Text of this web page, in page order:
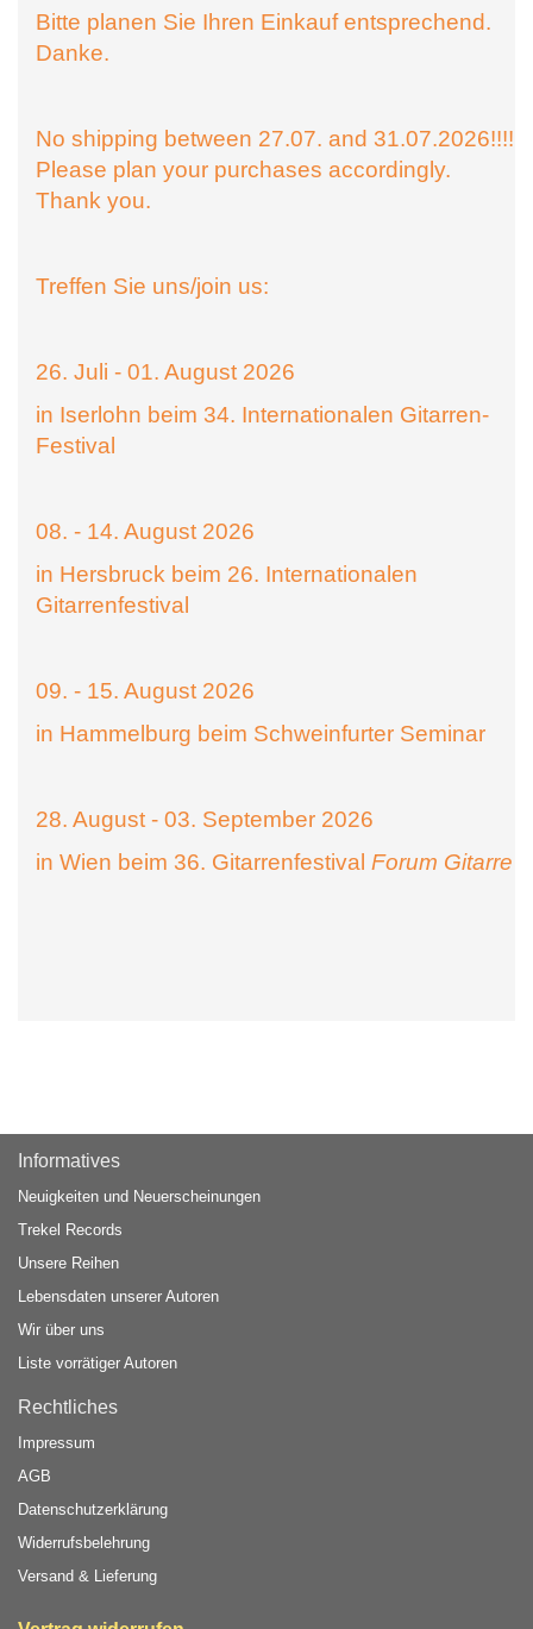
Bitte planen Sie Ihren Einkauf entsprechend.
Danke.
No shipping between 27.07. and 31.07.2026!!!!
Please plan your purchases accordingly.
Thank you.
Treffen Sie uns/join us:
26. Juli - 01. August 2026
in Iserlohn beim 34. Internationalen Gitarren-
Festival
08. - 14. August 2026
in Hersbruck beim 26. Internationalen
Gitarrenfestival
09. - 15. August 2026
in Hammelburg beim Schweinfurter Seminar
28. August - 03. September 2026
in Wien beim 36. Gitarrenfestival Forum Gitarre
Informatives
Neuigkeiten und Neuerscheinungen
Trekel Records
Unsere Reihen
Lebensdaten unserer Autoren
Wir über uns
Liste vorrätiger Autoren
Rechtliches
Impressum
AGB
Datenschutzerklärung
Widerrufsbelehrung
Versand & Lieferung